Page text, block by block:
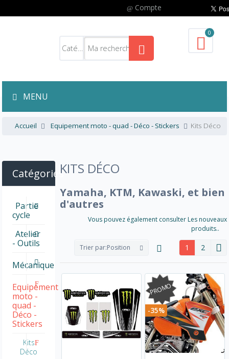
Compte
0
MENU
Accueil Equipement moto - quad - Déco - Stickers Kits Déco
KITS DÉCO
Yamaha, KTM, Kawaski, et bien
d'autres
Vous pouvez également consulter Les nouveaux
produits..
Trier par:Position 1 2
PROMO
-35%
Catégories
Partie
cycle
Atelier
- Outils
Mécanique
Equipement
moto -
quad -
Déco -
Stickers
Kits
Déco